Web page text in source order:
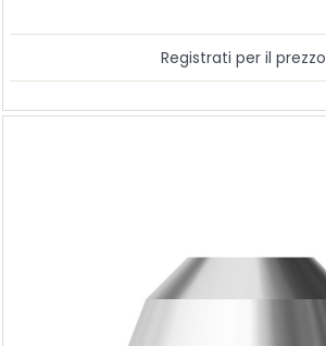
Registrati per il prezzo